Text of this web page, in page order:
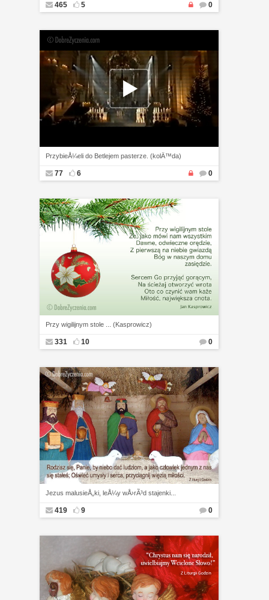
465 5 0
PrzybieÅ¼eli do Betlejem pasterze. (kolÄ™da)
77 6 0
Przy wigilijnym stole ... (Kasprowicz)
331 10 0
Jezus malusieÅ„ki, leÅ¼y wÅ›rÃ³d stajenki...
419 9 0